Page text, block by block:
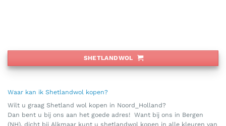
SHETLANDWOL
Waar kan ik Shetlandwol kopen?
Wilt u graag Shetland wol kopen in Noord_Holland?
Dan bent u bij ons aan het goede adres! Want bij ons in Bergen
(NH), dicht bij Alkmaar kunt u shetlandwol kopen in alle kleuren van